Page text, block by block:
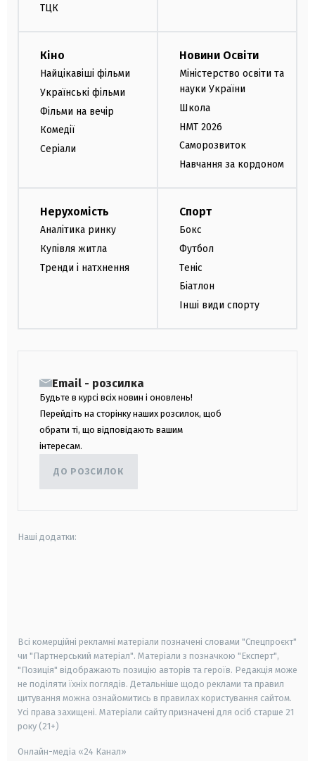
ТЦК
Кіно
Найцікавіші фільми
Українські фільми
Фільми на вечір
Комедії
Серіали
Новини Освіти
Міністерство освіти та
науки України
Школа
НМТ 2026
Саморозвиток
Навчання за кордоном
Нерухомість
Аналітика ринку
Купівля житла
Тренди і натхнення
Спорт
Бокс
Футбол
Теніс
Біатлон
Інші види спорту
Email - розсилка
Будьте в курсі всіх новин і оновлень!
Перейдіть на сторінку наших розсилок, щоб
обрати ті, що відповідають вашим
інтересам.
ДО РОЗСИЛОК
Наші додатки:
Всі комерційні рекламні матеріали позначені словами "Спецпроєкт"
чи "Партнерський матеріал". Матеріали з позначкою "Експерт",
"Позиція" відображають позицію авторів та героїв. Редакція може
не поділяти їхніх поглядів. Детальніше щодо реклами та правил
цитування можна ознайомитись в правилах користування сайтом.
Усі права захищені. Матеріали сайту призначені для осіб старше 21
року (21+)
Онлайн-медіа «24 Канал»